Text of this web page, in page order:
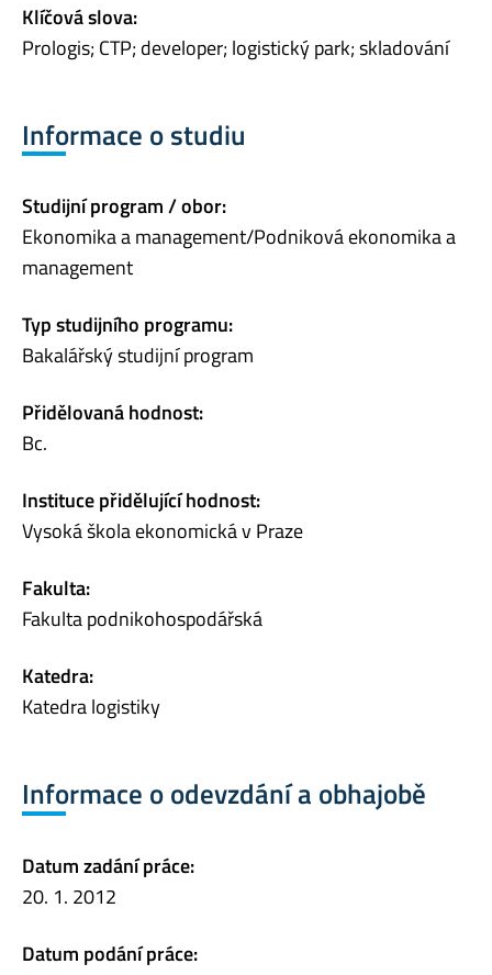
Klíčová slova:
Prologis; CTP; developer; logistický park; skladování
Informace o studiu
Studijní program / obor:
Ekonomika a management/Podniková ekonomika a
management
Typ studijního programu:
Bakalářský studijní program
Přidělovaná hodnost:
Bc.
Instituce přidělující hodnost:
Vysoká škola ekonomická v Praze
Fakulta:
Fakulta podnikohospodářská
Katedra:
Katedra logistiky
Informace o odevzdání a obhajobě
Datum zadání práce:
20. 1. 2012
Datum podání práce: